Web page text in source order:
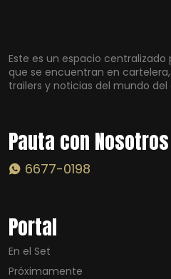
Este es un espacio
que se encuentran en
trailers y noticias del mundo del
Pauta con Nosotros
6677-0198
Portal
En el Set
Próximamente